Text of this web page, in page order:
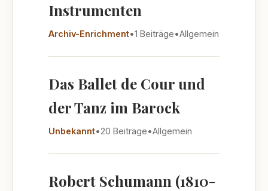
Instrumenten
Archiv-Enrichment•1 Beiträge•Allgemein
Das Ballet de Cour und
der Tanz im Barock
Unbekannt•20 Beiträge•Allgemein
Robert Schumann (1810-